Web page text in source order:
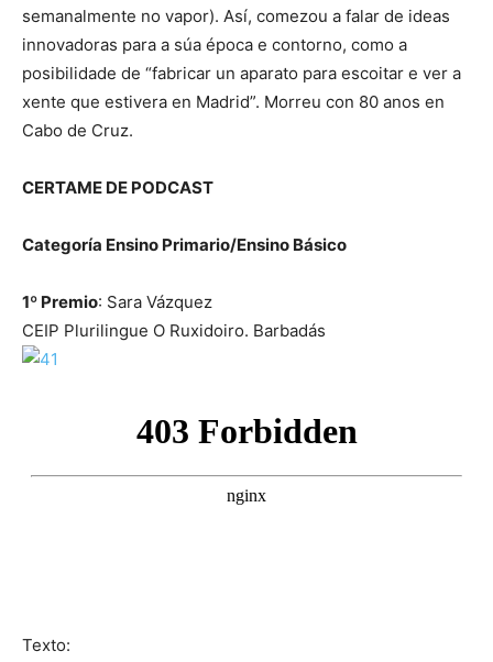
semanalmente no vapor). Así, comezou a falar de ideas
innovadoras para a súa época e contorno, como a
posibilidade de “fabricar un aparato para escoitar e ver a
xente que estivera en Madrid”. Morreu con 80 anos en
Cabo de Cruz.
CERTAME DE PODCAST
Categoría Ensino Primario/Ensino Básico
1º Premio: Sara Vázquez
CEIP Plurilingue O Ruxidoiro. Barbadás
Texto: